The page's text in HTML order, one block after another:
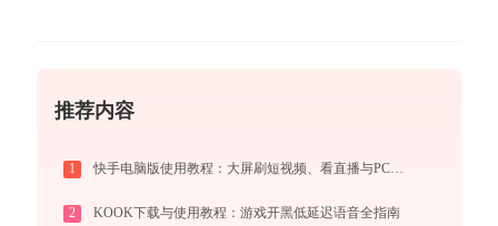
推荐内容
1 快手电脑版使用教程：大屏刷短视频、看直播与PC直播伴侣一站式指南
2 KOOK下载与使用教程：游戏开黑低延迟语音全指南